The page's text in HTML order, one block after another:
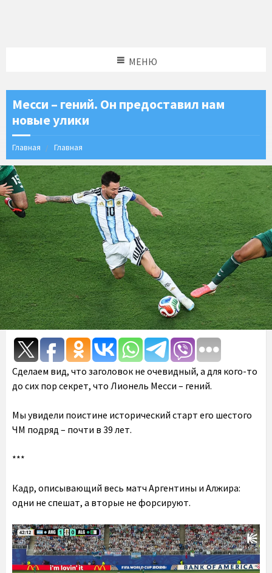
МЕНЮ
Месси – гений. Он предоставил нам
новые улики
Главная Главная
Сделаем вид, что заголовок не очевидный, а для кого-то
до сих пор секрет, что Лионель Месси – гений.
Мы увидели поистине исторический старт его шестого
ЧМ подряд – почти в 39 лет.
***
Кадр, описывающий весь матч Аргентины и Алжира:
одни не спешат, а вторые не форсируют.